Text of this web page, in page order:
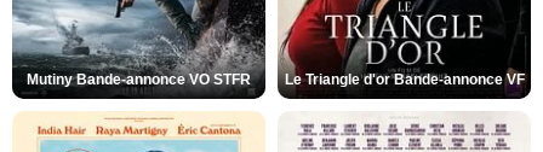
Mutiny Bande-annonce VO STFR Le Triangle d'or Bande-annonce VF